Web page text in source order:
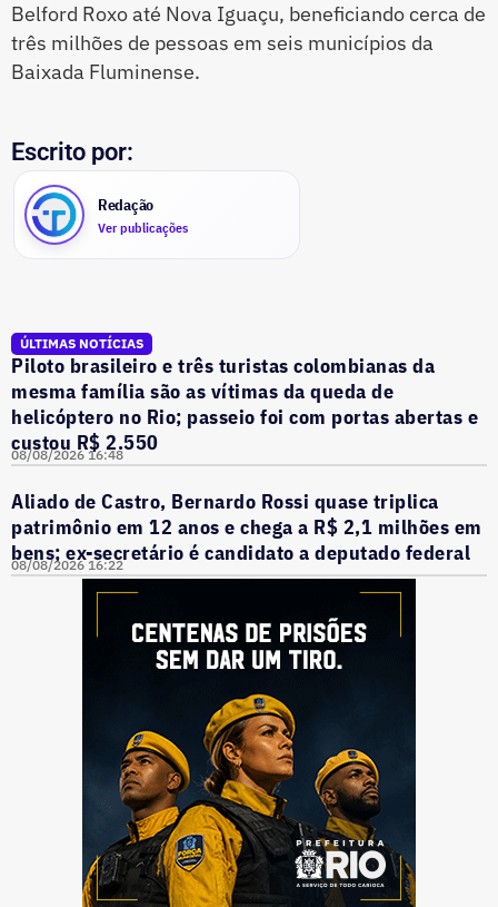
Belford Roxo até Nova Iguaçu, beneficiando cerca de
três milhões de pessoas em seis municípios da
Baixada Fluminense.
Escrito por:
Redação
Ver publicações
ÚLTIMAS NOTÍCIAS
Piloto brasileiro e três turistas colombianas da
mesma família são as vítimas da queda de
helicóptero no Rio; passeio foi com portas abertas e
custou R$ 2.550
08/08/2026 16:48
Aliado de Castro, Bernardo Rossi quase triplica
patrimônio em 12 anos e chega a R$ 2,1 milhões em
bens; ex-secretário é candidato a deputado federal
08/08/2026 16:22